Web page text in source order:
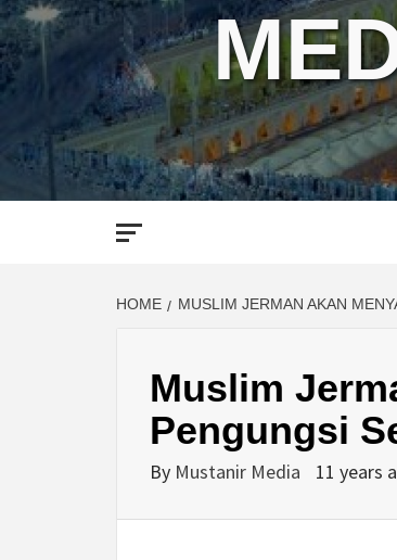
HOME MUSLIM JERMAN AKAN
Muslim
Pengungsi
By Mustanir Media 11 years